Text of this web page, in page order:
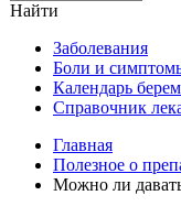
Найти
Заболевания
Боли и
Календарь
Справочник
Главная
Полезное о
Можно ли